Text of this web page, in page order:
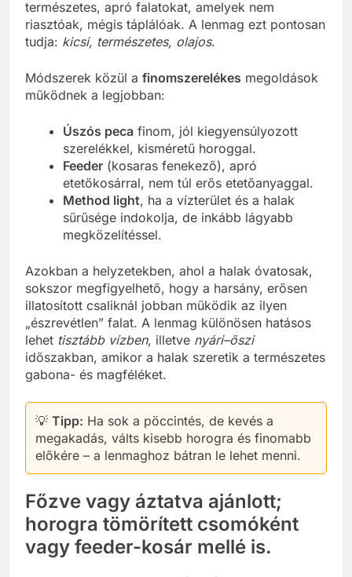
természetes, apró falatokat, amelyek nem
riasztóak, mégis táplálóak. A lenmag ezt pontosan
tudja: kicsi, természetes, olajos.
Módszerek közül a finomszerelékes megoldások
működnek a legjobban:
Úszós peca finom, jól kiegyensúlyozott
szerelékkel, kisméretű horoggal.
Feeder (kosaras fenekező), apró
etetőkosárral, nem túl erős etetőanyaggal.
Method light, ha a vízterület és a halak
sűrűsége indokolja, de inkább lágyabb
megközelítéssel.
Azokban a helyzetekben, ahol a halak óvatosak,
sokszor megfigyelhető, hogy a harsány, erősen
illatosított csaliknál jobban működik az ilyen
„észrevétlen” falat. A lenmag különösen hatásos
lehet tisztább vízben, illetve nyári–őszi
időszakban, amikor a halak szeretik a természetes
gabona- és magféléket.
💡 Tipp: Ha sok a pöccintés, de kevés a
megakadás, válts kisebb horogra és finomabb
előkére – a lenmaghoz bátran le lehet menni.
Főzve vagy áztatva ajánlott;
horogra tömörített csomóként
vagy feeder-kosár mellé is.